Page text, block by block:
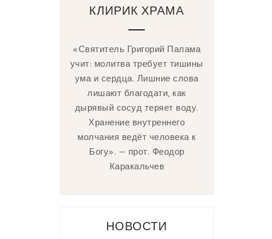
КЛИРИК ХРАМА
«Святитель Григорий Палама
учит: молитва требует тишины
ума и сердца. Лишние слова
лишают благодати, как
дырявый сосуд теряет воду.
Хранение внутреннего
молчания ведёт человека к
Богу». — прот. Феодор
Каракальчев
НОВОСТИ